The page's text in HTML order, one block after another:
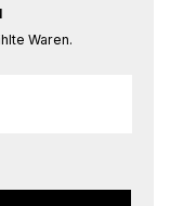
Waren.